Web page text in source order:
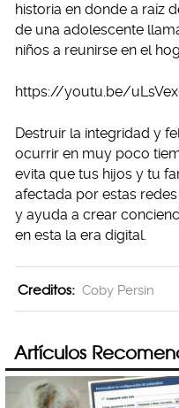
historia en donde a raíz
de una adolescente
niños a reunirse en el
https://youtu.be/
Destruir la integridad y
ocurrir en muy poco
evita que tus hijos y tu
afectada por estas
y ayuda a crear
en esta la era digital.
Creditos: Coby Persin
Artículos